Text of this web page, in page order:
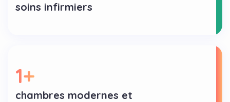
soins infirmiers
1+
chambres modernes et